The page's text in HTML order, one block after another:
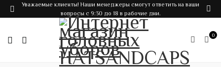
Уважаемые клиенты! Наши менеджеры смогут ответить на ваши
вопросы с 9:30 до 18 в рабочие дни.
0